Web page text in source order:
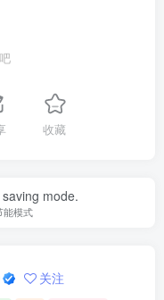
收藏
mode.
能模式
关注